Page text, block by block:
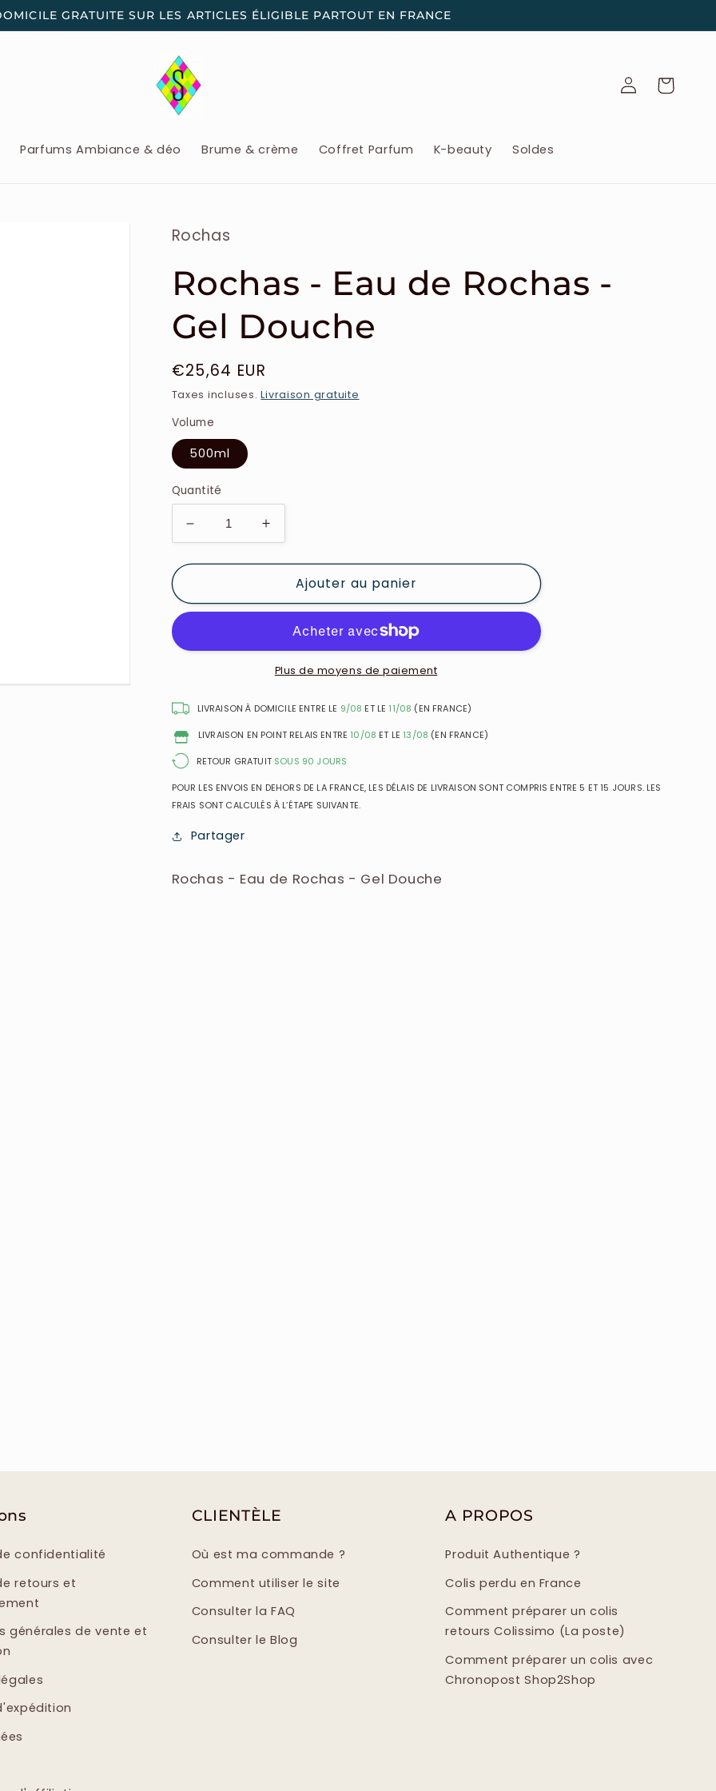
GRATUITE SUR LES ARTICLES ÉLIGIBLE PARTOUT EN FRANCE
Parfums Ambiance & déo Brume & crème Coffret Parfum K-beauty Soldes
ConnexionPanier
Rochas
Rochas - Eau de Rochas -
Gel Douche
Prix
habituel
€25,64 EUR
Taxes incluses.Livraison gratuite
Volume
500ml
Quantité
Réduire
la
quantité
Rochas
de
Gel
Augmenter
la
quantité
Rochas
Eau
de
Rochas
Gel
Ajouter au panier
Plus de moyens de paiement
LIVRAISON À DOMICILE ENTRE LE 9/08 ET LE 11/08 (EN FRANCE)
LIVRAISON EN POINT RELAIS ENTRE 10/08 ET LE 13/08 (EN FRANCE)
RETOUR GRATUIT SOUS 90 JOURS
POUR LES ENVOIS EN DEHORS DE LA FRANCE, LES DÉLAIS DE LIVRAISON SONT COMPRIS ENTRE 5 ET 15 JOURS. LES
FRAIS SONT CALCULÉS À L’ÉTAPE SUIVANTE.
Partager
Rochas - Eau de Rochas - Gel Douche
confidentialité
retours et
générales de vente et
CLIENTÈLE
Où est ma commande ?
Comment utiliser le site
Consulter la FAQ
Consulter le Blog
A PROPOS
Produit Authentique ?
Colis perdu en France
Comment préparer un colis
retours Colissimo (La poste)
Comment préparer un colis avec
Chronopost Shop2Shop